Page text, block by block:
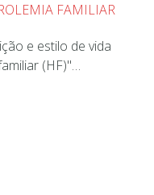
FAMILIAR
e estilo de vida
(HF)"…